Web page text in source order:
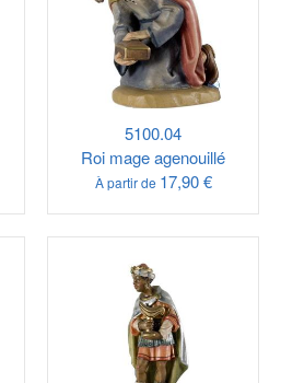
5100.04
Roi mage agenouillé
À partir de 17,90 €